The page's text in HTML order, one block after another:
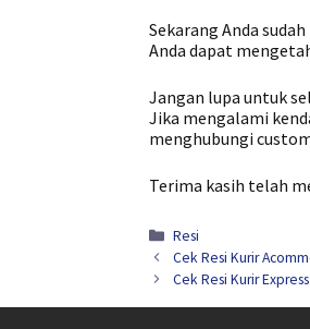
Sekarang Anda
Anda dapat
Jangan lupa untuk
Jika mengalami
menghubungi
Terima kasih telah
Kategori
Resi
Cek Resi Kurir
Cek Resi Kurir